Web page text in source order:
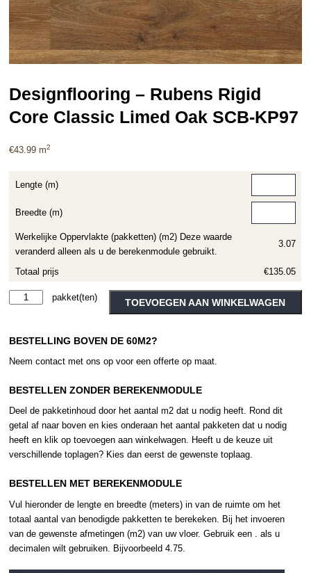
Designflooring – Rubens Rigid
Core Classic Limed Oak SCB-KP97
€43.99 m2
Lengte (m)
Breedte (m)
Werkelijke Oppervlakte (pakketten) (m2) Deze waarde
veranderd alleen als u de berekenmodule gebruikt.
3.07
Totaal prijs €135.05
Designflooring
Rigid
Core
Limed
SCB-
KP97
aantal
TOEVOEGEN AAN WINKELWAGEN
Alternative:
BESTELLING BOVEN DE 60M2?
Neem contact met ons op voor een offerte op maat.
BESTELLEN ZONDER BEREKENMODULE
Deel de pakketinhoud door het aantal m2 dat u nodig heeft. Rond dit
getal af naar boven en kies onderaan het aantal pakketen dat u nodig
heeft en klik op toevoegen aan winkelwagen. Heeft u de keuze uit
verschillende toplagen? Kies dan eerst de gewenste toplaag.
BESTELLEN MET BEREKENMODULE
Vul hieronder de lengte en breedte (meters) in van de ruimte om het
totaal aantal van benodigde pakketten te berekeken. Bij het invoeren
van de gewenste afmetingen (m2) van uw vloer. Gebruik een . als u
decimalen wilt gebruiken. Bijvoorbeeld 4.75.